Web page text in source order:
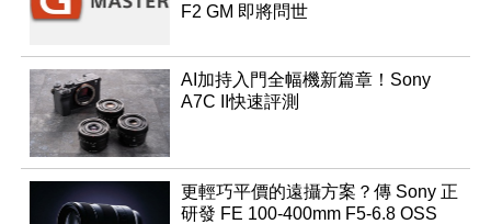
F2 GM 即將問世
AI加持入門全幅機新篇章！Sony
A7C II快速評測
更輕巧平價的遠攝方案？傳 Sony 正
研發 FE 100-400mm F5-6.8 OSS